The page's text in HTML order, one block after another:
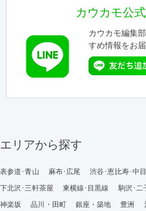
カウカモ公
カウカモ編集
すめ情報をお届
エリアから探す
表参道･青山 麻布･広尾 渋谷･恵比寿･中
下北沢･三軒茶屋
東横線･目黒線 駒沢･二
神楽坂
品川・田町 銀座・築地 豊洲